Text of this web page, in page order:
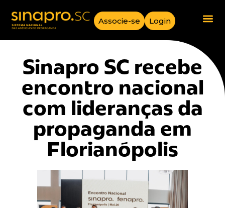
Associe-se Login
Sinapro SC recebe
encontro nacional
com lideranças da
propaganda em
Florianópolis